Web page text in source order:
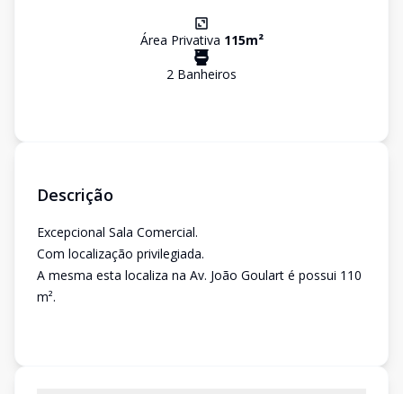
Área Privativa 115m²
2 Banheiros
Descrição
Excepcional Sala Comercial.
Com localização privilegiada.
A mesma esta localiza na Av. João Goulart é possui 110
m².